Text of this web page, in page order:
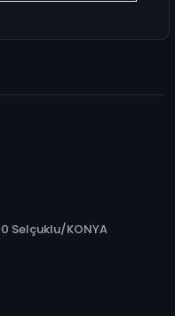
Selçuklu/KONYA